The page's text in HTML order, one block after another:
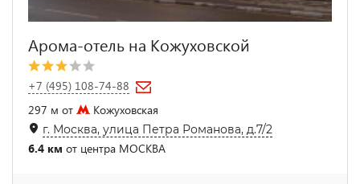
Арома-отель на Кожуховской
+7 (495) 108-74-88
297 м от
Кожуховская
г. Москва, улица Петра Романова, д.7/2
6.4 км от центра МОСКВА